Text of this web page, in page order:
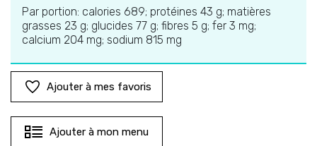
Par portion: calories 689; protéines 43 g; matières
grasses 23 g; glucides 77 g; fibres 5 g; fer 3 mg;
calcium 204 mg; sodium 815 mg
Ajouter à mes favoris
Ajouter à mon menu